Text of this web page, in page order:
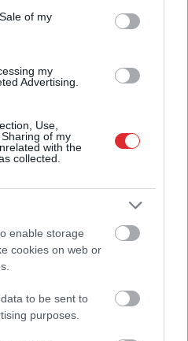
of my
my
Advertising.
Use,
of my
with the
collected.
enable storage
cookies on web or
to be sent to
purposes.
iesniegts
“Viņa vienkārši grib
izaugt.” Piecgadīgajai
Paulai nepieciešama
Ziņot